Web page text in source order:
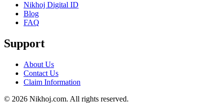
Nikhoj Digital ID
Blog
FAQ
Support
About Us
Contact Us
Claim Information
© 2026 Nikhoj.com. All rights reserved.